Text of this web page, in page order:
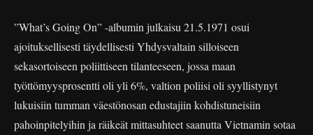
”What’s Going On” -albumin julkaisu 21.5.1971 osui
ajoituksellisesti täydellisesti Yhdysvaltain silloiseen
sekasortoiseen poliittiseen tilanteeseen, jossa maan
työttömyysprosentti oli yli 6%, valtion poliisi oli syyllistynyt
lukuisiin tumman väestönosan edustajiin kohdistuneisiin
pahoinpitelyihin ja räikeät mittasuhteet saanutta Vietnamin sotaa